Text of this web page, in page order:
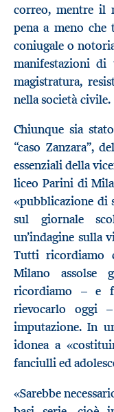
correo, mentre il
pena a meno che
coniugale o
manifestazioni di
magistratura,
nella società civile.
Chiunque sia
“caso Zanzara”,
essenziali della
liceo Parini di
«pubblicazione di
sul giornale
un’indagine sulla
Tutti ricordiamo
Milano assolse
ricordiamo – e
rievocarlo oggi
imputazione. In
idonea a
fanciulli ed
«Sarebbe